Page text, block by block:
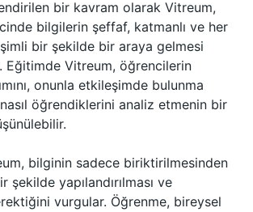
bir kavram olarak Vitreum,
bilgilerin şeffaf, katmanlı ve her
bir şekilde bir araya gelmesi
Eğitimde Vitreum, öğrencilerin
onunla etkileşimde bulunma
öğrendiklerini analiz etmenin bir
bilginin sadece biriktirilmesinden
şekilde yapılandırılması ve
vurgular. Öğrenme, bireysel